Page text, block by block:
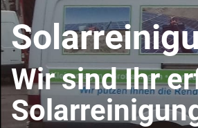
Wir sind Ihr